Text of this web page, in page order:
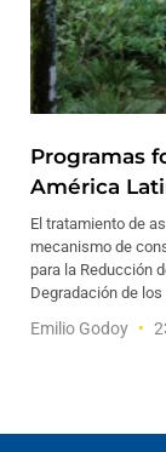
Programas
América
El tratamiento de
mecanismo de
para la Reducción
Degradación de
Emilio Godoy